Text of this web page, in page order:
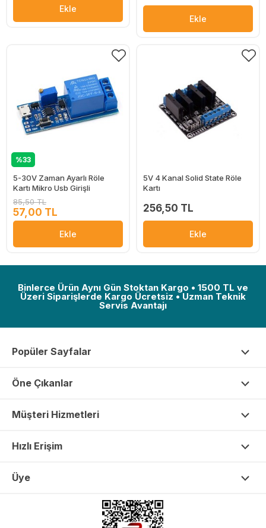
Ekle
Ekle
%33
5-30V Zaman Ayarlı Röle
Kartı Mikro Usb Girişli
85,50 TL
57,00 TL
Ekle
5V 4 Kanal Solid State Röle
Kartı
256,50 TL
Ekle
Binlerce Ürün Aynı Gün Stoktan Kargo • 1500 TL ve
Üzeri Siparişlerde Kargo Ücretsiz • Uzman Teknik
Servis Avantajı
Popüler Sayfalar
Öne Çıkanlar
Müşteri Hizmetleri
Hızlı Erişim
Üye